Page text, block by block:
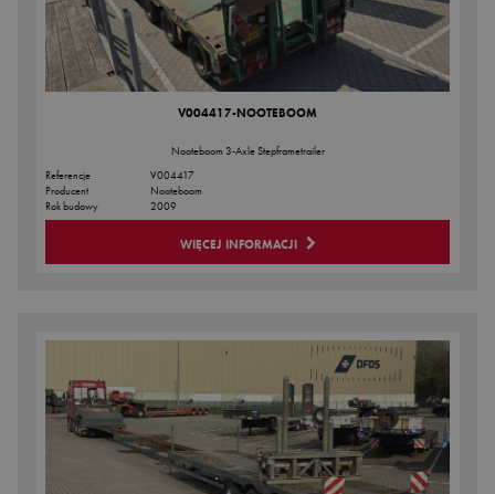
V004417-NOOTEBOOM
Nooteboom 3-Axle Stepframetrailer
Referencje
V004417
Producent
Nooteboom
Rok budowy
2009
WIĘCEJ INFORMACJI